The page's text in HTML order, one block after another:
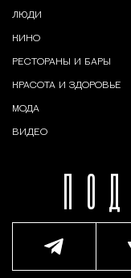
ЛЮДИ
КИНО
РЕСТОРАНЫ И БАРЫ
КРАСОТА И ЗДОРОВЬЕ
МОДА
ВИДЕО